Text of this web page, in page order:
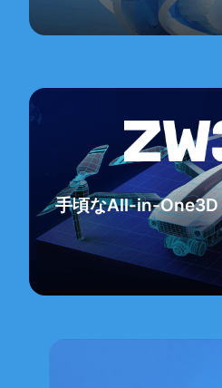
手頃なAll-in-One3D